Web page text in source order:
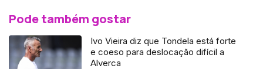
Pode também gostar
Ivo Vieira diz que Tondela está forte
e coeso para deslocação difícil a
Alverca